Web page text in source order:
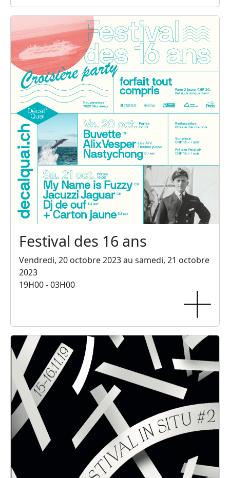
Festival des 16 ans
Vendredi, 20 octobre 2023 au samedi, 21 octobre
2023
19H00 - 03H00